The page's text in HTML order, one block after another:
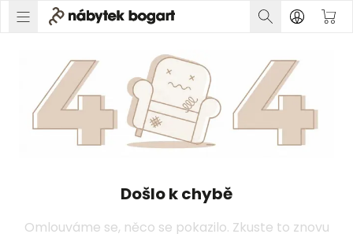
Došlo k chybě
Omlouváme se, něco se pokazilo. Zkuste to znovu